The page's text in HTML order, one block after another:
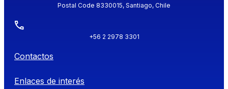
Postal Code 8330015, Santiago, Chile
+56 2 2978 3301
Contactos
Enlaces de interés